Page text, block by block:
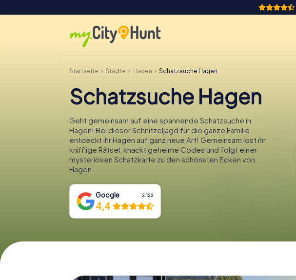
Startseite Städte Hagen Schatzsuche Hagen
Schatzsuche Hagen
Geht gemeinsam auf eine spannende Schatzsuche in
Hagen! Bei dieser Schnitzeljagd für die ganze Familie
entdeckt ihr Hagen auf ganz neue Art! Gemeinsam löst ihr
knifflige Rätsel, knackt geheime Codes und folgt einer
mysteriösen Schatzkarte zu den schönsten Ecken von
Hagen.
Google 2.122
4,4